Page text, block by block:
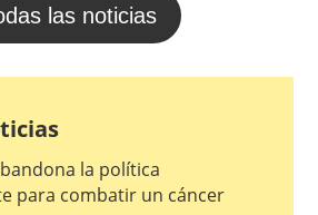
las noticias
la política
para combatir un cáncer